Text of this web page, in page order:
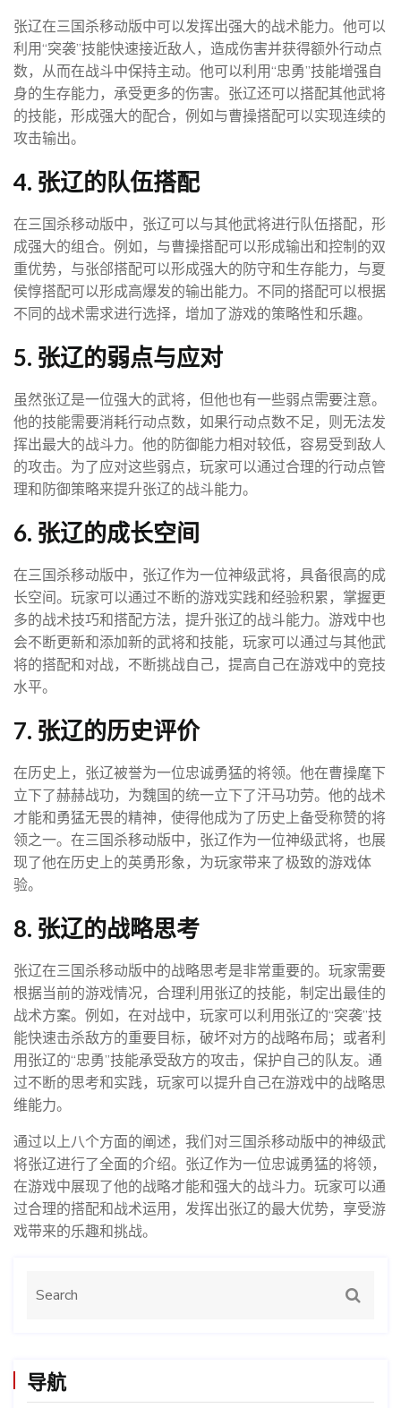
张辽在三国杀移动版中可以发挥出强大的战术能力。他可以
利用“突袭”技能快速接近敌人，造成伤害并获得额外行动点
数，从而在战斗中保持主动。他可以利用“忠勇”技能增强自
身的生存能力，承受更多的伤害。张辽还可以搭配其他武将
的技能，形成强大的配合，例如与曹操搭配可以实现连续的
攻击输出。
4. 张辽的队伍搭配
在三国杀移动版中，张辽可以与其他武将进行队伍搭配，形
成强大的组合。例如，与曹操搭配可以形成输出和控制的双
重优势，与张郃搭配可以形成强大的防守和生存能力，与夏
侯惇搭配可以形成高爆发的输出能力。不同的搭配可以根据
不同的战术需求进行选择，增加了游戏的策略性和乐趣。
5. 张辽的弱点与应对
虽然张辽是一位强大的武将，但他也有一些弱点需要注意。
他的技能需要消耗行动点数，如果行动点数不足，则无法发
挥出最大的战斗力。他的防御能力相对较低，容易受到敌人
的攻击。为了应对这些弱点，玩家可以通过合理的行动点管
理和防御策略来提升张辽的战斗能力。
6. 张辽的成长空间
在三国杀移动版中，张辽作为一位神级武将，具备很高的成
长空间。玩家可以通过不断的游戏实践和经验积累，掌握更
多的战术技巧和搭配方法，提升张辽的战斗能力。游戏中也
会不断更新和添加新的武将和技能，玩家可以通过与其他武
将的搭配和对战，不断挑战自己，提高自己在游戏中的竞技
水平。
7. 张辽的历史评价
在历史上，张辽被誉为一位忠诚勇猛的将领。他在曹操麾下
立下了赫赫战功，为魏国的统一立下了汗马功劳。他的战术
才能和勇猛无畏的精神，使得他成为了历史上备受称赞的将
领之一。在三国杀移动版中，张辽作为一位神级武将，也展
现了他在历史上的英勇形象，为玩家带来了极致的游戏体
验。
8. 张辽的战略思考
张辽在三国杀移动版中的战略思考是非常重要的。玩家需要
根据当前的游戏情况，合理利用张辽的技能，制定出最佳的
战术方案。例如，在对战中，玩家可以利用张辽的“突袭”技
能快速击杀敌方的重要目标，破坏对方的战略布局；或者利
用张辽的“忠勇”技能承受敌方的攻击，保护自己的队友。通
过不断的思考和实践，玩家可以提升自己在游戏中的战略思
维能力。
通过以上八个方面的阐述，我们对三国杀移动版中的神级武
将张辽进行了全面的介绍。张辽作为一位忠诚勇猛的将领，
在游戏中展现了他的战略才能和强大的战斗力。玩家可以通
过合理的搭配和战术运用，发挥出张辽的最大优势，享受游
戏带来的乐趣和挑战。
导航